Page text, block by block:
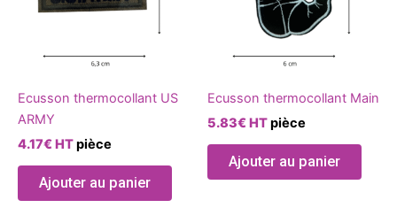
Ecusson thermocollant US
ARMY
4.17€HTpièce
Ajouter au panier
Ecusson thermocollant Main
5.83€HTpièce
Ajouter au panier